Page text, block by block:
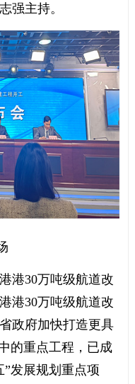
强主持。
30万吨级航道改
港30万吨级航道改
政府加快打造更具
的重点工程，已成
发展规划重点项